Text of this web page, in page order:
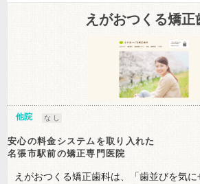
えがおつくる矯正
他院 な し
安心の料金システムを取り入れた
名張市駅前の矯正専門医院
えがおつくる矯正歯科は、「歯並びを気